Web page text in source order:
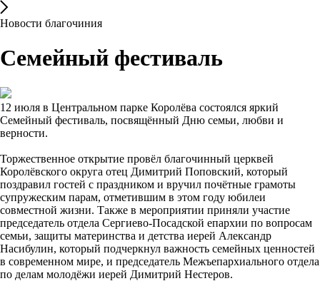
Новости благочиния
Семейный фестиваль
12 июля в Центральном парке Королёва состоялся яркий
Семейный фестиваль, посвящённый Дню семьи, любви и
верности.
Торжественное открытие провёл благочинный церквей
Королёвского округа отец Димитрий Поповский, который
поздравил гостей с праздником и вручил почётные грамоты
супружеским парам, отметившим в этом году юбилеи
совместной жизни. Также в мероприятии приняли участие
председатель отдела Сергиево-Посадской епархии по вопросам
семьи, защиты материнства и детства иерей Александр
Насибулин, который подчеркнул важность семейных ценностей
в современном мире, и председатель Межъепархиального отдела
по делам молодёжи иерей Димитрий Нестеров.